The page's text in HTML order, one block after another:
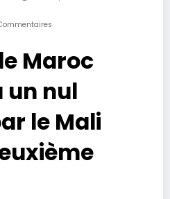
Maroc
un nul
le Mali